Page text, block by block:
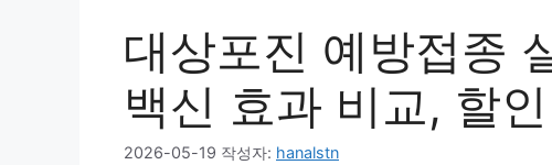
대상포진 예방접종
백신 효과 비교, 할
2026-05-19 작성자: hanalstn